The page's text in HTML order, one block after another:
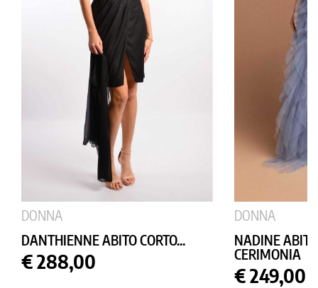
DONNA
DANTHIENNE ABITO CORTO...
Prezzo
€ 288,00
DONNA
NADINE
CERIMONIA
Prezzo
€ 249,00